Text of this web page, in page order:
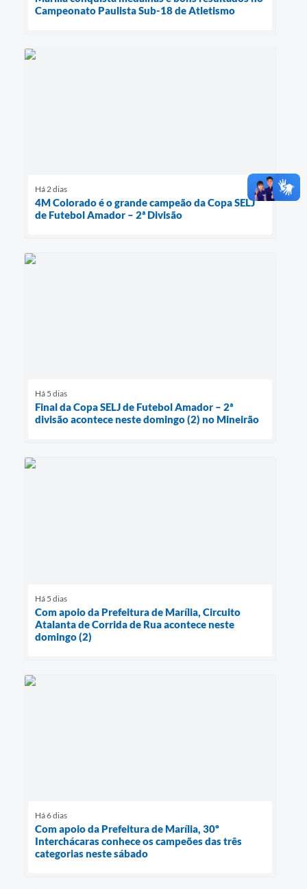
Campeonato Paulista Sub-18 de Atletismo
Há 2 dias
4M Colorado é o grande campeão da Copa SELJ
de Futebol Amador – 2ª Divisão
Há 5 dias
Final da Copa SELJ de Futebol Amador – 2ª
divisão acontece neste domingo (2) no Mineirão
Há 5 dias
Com apoio da Prefeitura de Marília, Circuito
Atalanta de Corrida de Rua acontece neste
domingo (2)
Há 6 dias
Com apoio da Prefeitura de Marília, 30º
Interchácaras conhece os campeões das três
categorias neste sábado